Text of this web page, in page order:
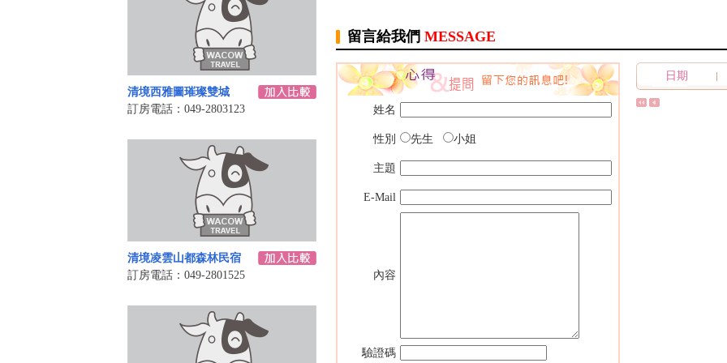
清境西雅圖璀璨雙城
訂房電話：049-2803123
清境凌雲山都森林民宿
訂房電話：049-2801525
留言給我們 MESSAGE
姓名
性別 先生 小姐
主題
E-Mail
內容
驗證碼
日期